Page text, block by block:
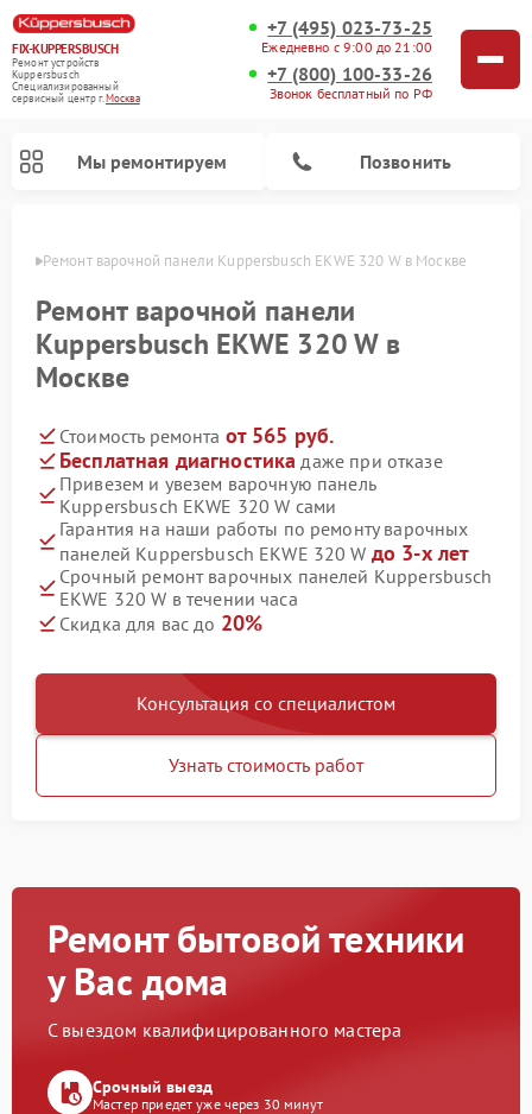
FIX-KUPPERSBUSCH
Ремонт устройств
Kuppersbusch
Специализированный
cервисный центр г.Москва
+7 (495) 023-73-25
Ежедневно с 9:00 до 21:00
+7 (800) 100-33-26
Звонок бесплатный по РФ
Мы ремонтируем Позвонить
Ремонт варочной панели Kuppersbusch EKWE 320 W в Москве
Ремонт варочной панели
Kuppersbusch EKWE 320 W в
Москве
Стоимость ремонта от 565 руб.
Бесплатная диагностика даже при отказе
Привезем и увезем варочную панель
Kuppersbusch EKWE 320 W сами
Гарантия на наши работы по ремонту варочных
панелей Kuppersbusch EKWE 320 W до 3-х лет
Срочный ремонт варочных панелей Kuppersbusch
EKWE 320 W в течении часа
Скидка для вас до 20%
Консультация со специалистом
Узнать стоимость работ
Ремонт бытовой техники
у Вас дома
С выездом квалифицированного мастера
Срочный выезд
Мастер приедет уже через 30 минут